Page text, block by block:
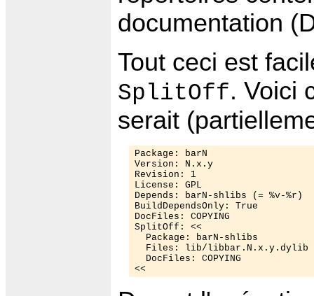
documentation
Tout ceci est
SplitOff. Voici
serait
Package: barN
Version: N.x.y
Revision: 1
License: GPL
Depends: barN-shlibs (= %v-%r)
BuildDependsOnly: True
DocFiles: COPYING
SplitOff: <<
  Package: barN-shlibs
Files: lib/libbar.N.x.y.dylib
  DocFiles: COPYING